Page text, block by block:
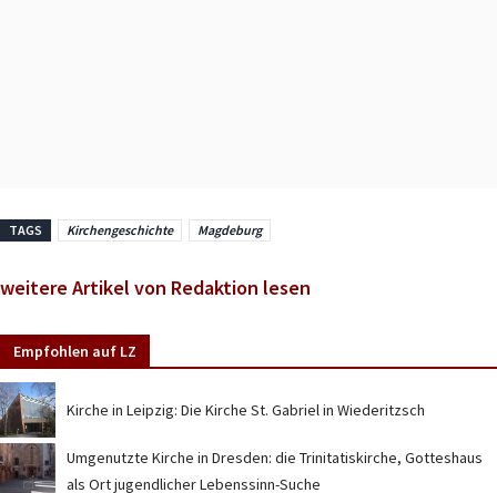
TAGS Kirchengeschichte Magdeburg
weitere Artikel von Redaktion lesen
Empfohlen auf LZ
Kirche in Leipzig: Die Kirche St. Gabriel in Wiederitzsch
Umgenutzte Kirche in Dresden: die Trinitatiskirche, Gotteshaus
als Ort jugendlicher Lebenssinn-Suche